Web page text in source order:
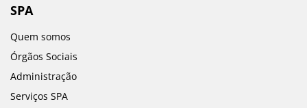
SPA
Quem somos
Órgãos Sociais
Administração
Serviços SPA